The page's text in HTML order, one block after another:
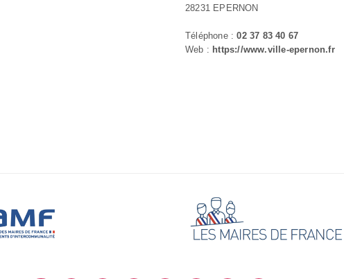
28231 EPERNON
Téléphone :02 37 83 40 67
Web : https://www.ville-epernon.fr